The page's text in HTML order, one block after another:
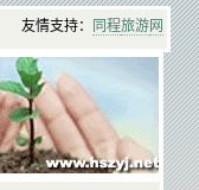
友情支持： 同程旅游网